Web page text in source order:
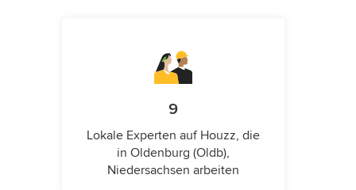
9
Lokale Experten auf Houzz, die
in Oldenburg (Oldb),
Niedersachsen arbeiten